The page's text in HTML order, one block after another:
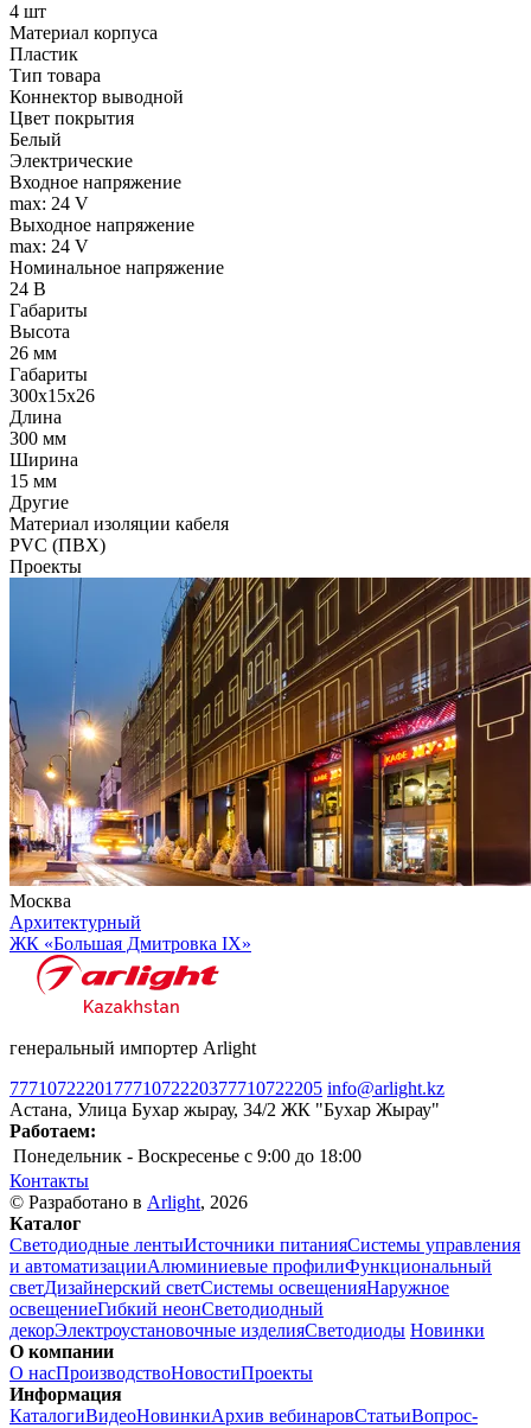
4 шт
Материал корпуса
Пластик
Тип товара
Коннектор выводной
Цвет покрытия
Белый
Электрические
Входное напряжение
max: 24 V
Выходное напряжение
max: 24 V
Номинальное напряжение
24 В
Габариты
Высота
26 мм
Габариты
300х15х26
Длина
300 мм
Ширина
15 мм
Другие
Материал изоляции кабеля
PVC (ПВХ)
Проекты
Москва
Архитектурный
ЖК «Большая Дмитровка IX»
генеральный импортер Arlight
77710722201 7771072220377710722205 info@arlight.kz
Астана, Улица Бухар жырау, 34/2 ЖК "Бухар Жырау"
Работаем:
Понедельник - Воскресенье c 9:00 до 18:00
Контакты
© Разработано в Arlight, 2026
Каталог
Светодиодные лентыИсточники питанияСистемы управления
и автоматизацииАлюминиевые профилиФункциональный
светДизайнерский светСистемы освещенияНаружное
освещениеГибкий неонСветодиодный
декорЭлектроустановочные изделияСветодиоды Новинки
О компании
О насПроизводствоНовостиПроекты
Информация
КаталогиВидеоНовинкиАрхив вебинаровСтатьиВопрос-